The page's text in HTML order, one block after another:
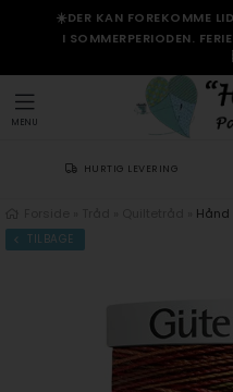
☀️DER KAN FOREKOMME
I SOMMERPERIODEN.
MENU
HURTIG LEVERING
TILBAGE